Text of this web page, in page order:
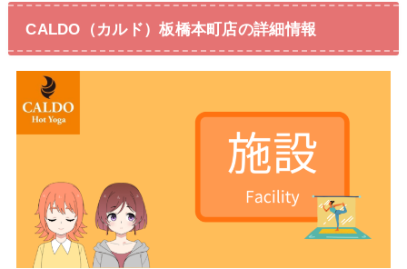
CALDO（カルド）板橋本町店の詳細情報